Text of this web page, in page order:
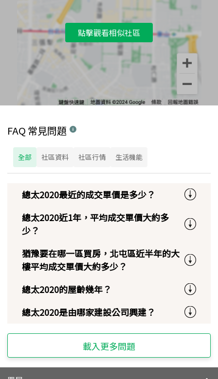
點擊觀看相似社區
FAQ 常見問題
全部 社區資料 社區行情 生活機能
總太2020最近的成交單價是多少？
總太2020近1年，平均成交單價大約多
少？
猶豫要在哪一區買房，北屯區近半年的大
樓平均成交單價大約多少？
總太2020的屋齡幾年？
總太2020是由哪家建設公司興建？
載入更多問題